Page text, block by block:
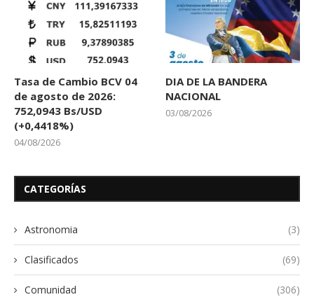
Tasa de Cambio BCV 04
de agosto de 2026:
752,0943 Bs/USD
(+0,4418%)
04/08/2026
DIA DE LA BANDERA
NACIONAL
03/08/2026
CATEGORÍAS
Astronomia (3)
Clasificados (69)
Comunidad (306)